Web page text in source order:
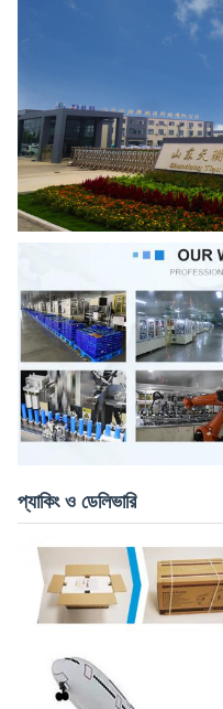
প্যাকিং ও ডেলিভারি